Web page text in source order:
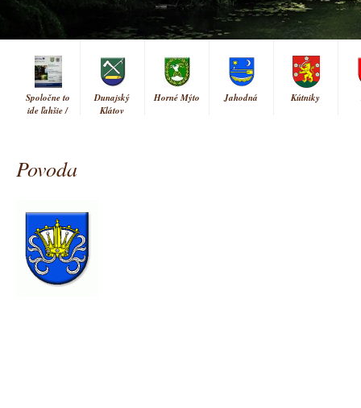
Spoločne to
ide ľahšie /
Dunajský
Klátov
Horné Mýto Jahodná Kútniky
Vrakúň
Povoda